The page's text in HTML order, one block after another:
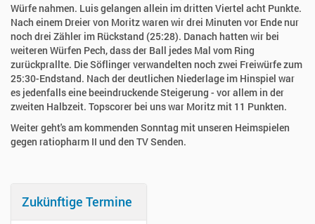
Würfe nahmen. Luis gelangen allein im dritten Viertel acht Punkte.
Nach einem Dreier von Moritz waren wir drei Minuten vor Ende nur
noch drei Zähler im Rückstand (25:28). Danach hatten wir bei
weiteren Würfen Pech, dass der Ball jedes Mal vom Ring
zurückprallte. Die Söflinger verwandelten noch zwei Freiwürfe zum
25:30-Endstand. Nach der deutlichen Niederlage im Hinspiel war
es jedenfalls eine beeindruckende Steigerung - vor allem in der
zweiten Halbzeit. Topscorer bei uns war Moritz mit 11 Punkten.
Weiter geht's am kommenden Sonntag mit unseren Heimspielen
gegen ratiopharm II und den TV Senden.
Zukünftige Termine